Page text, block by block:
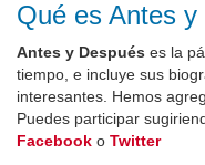
Qué es Antes
Antes y Después es la
tiempo, e incluye sus
interesantes. Hemos
Puedes participar
Facebook o Twitter